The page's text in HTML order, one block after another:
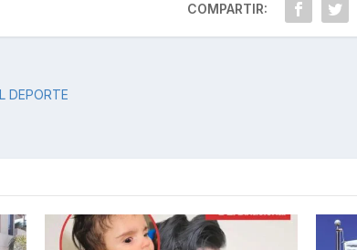
COMPARTIR:
DEPORTE